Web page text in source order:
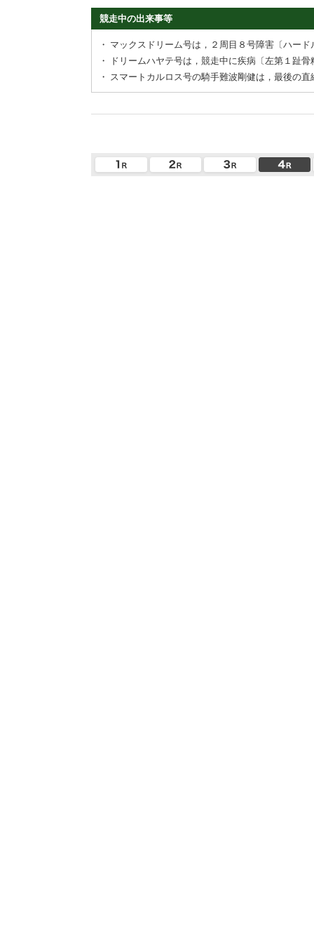
競走中の出来事等
・ マックスドリーム号は，２周目８号障害〔ハー
・
ドリームハヤテ号は，競走中に疾病〔左第１趾
・
スマートカルロス号の騎手難波剛健は，最後の